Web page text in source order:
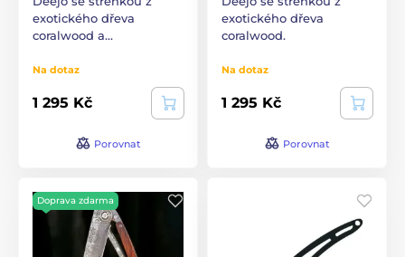
exotického dřeva
coralwood a…
Na dotaz
1 295 Kč
Porovnat
exotického dřeva
coralwood.
Na dotaz
1 295 Kč
Porovnat
Doprava zdarma